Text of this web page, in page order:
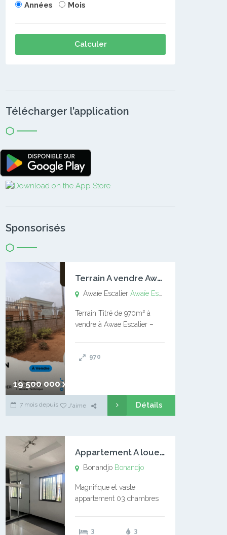
Années Mois
Calculer
Télécharger l’application
Sponsorisés
19 500 000 xaf
T
errain A vendre Awaïe Escalier
Awaïe EscalierAwaïe Escalier
Terrain Titré de 970m² à
vendre à Awae Escalier –
l’Université Catholique –
970
7 mois depuis J'aime Détails
A
ppartement A louer Bonandjo
Bonandjo Bonandjo
Magnifique et vaste
appartement 03 chambres
douches 01 vaste salon 01
3
3